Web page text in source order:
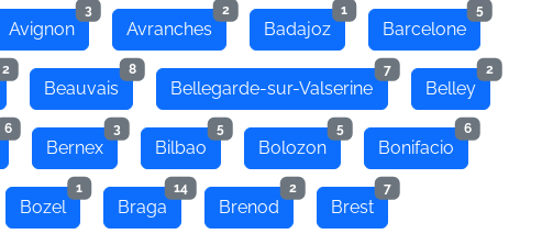
Avignon
3
Avranches
2
Badajoz
1
Barcelone
5
2
Beauvais
8
Bellegarde-sur-Valserine
7
Belley
2
6
Bernex
3
Bilbao
5
Bolozon
5
Bonifacio
6
Bozel
1
Braga
14
Brenod
2
Brest
7